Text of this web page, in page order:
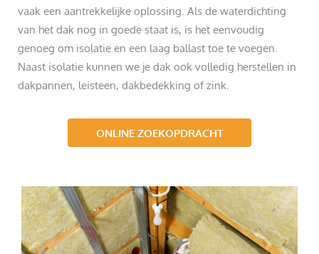
vaak een aantrekkelijke oplossing. Als de waterdichting
van het dak nog in goede staat is, is het eenvoudig
genoeg om isolatie en een laag ballast toe te voegen.
Naast isolatie kunnen we je dak ook volledig herstellen in
dakpannen, leisteen, dakbedekking of zink.
ONLINE ZOEKOPDRACHT